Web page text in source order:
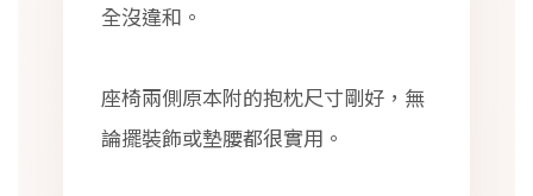
全沒違和。
座椅兩側原本附的抱枕尺寸剛好，無
論擺裝飾或墊腰都很實用。